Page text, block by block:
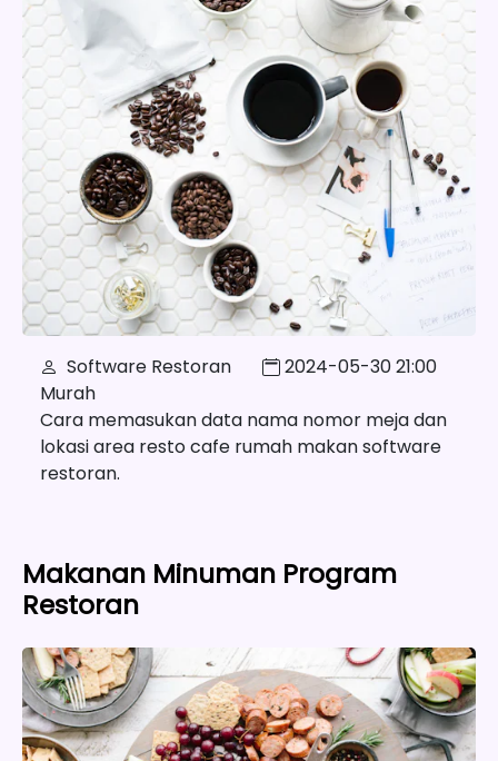
Software Restoran
Murah
2024-05-30 21:00
Cara memasukan data nama nomor meja dan
lokasi area resto cafe rumah makan software
restoran.
Makanan Minuman Program
Restoran